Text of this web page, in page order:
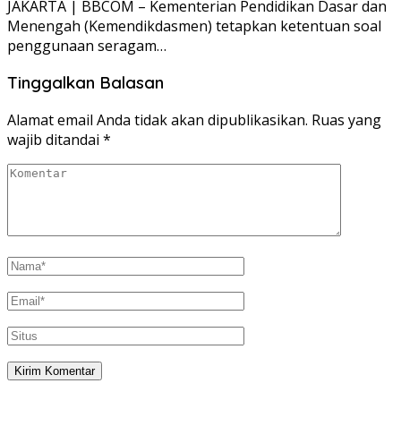
JAKARTA | BBCOM – Kementerian Pendidikan Dasar dan
Menengah (Kemendikdasmen) tetapkan ketentuan soal
penggunaan seragam…
Tinggalkan Balasan
Alamat email Anda tidak akan dipublikasikan. Ruas yang
wajib ditandai *